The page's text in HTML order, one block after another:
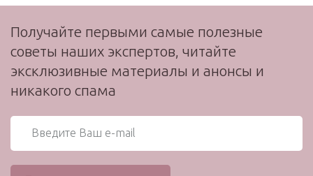
Получайте первыми самые полезные
советы наших экспертов, читайте
эксклюзивные материалы и анонсы и
никакого спама